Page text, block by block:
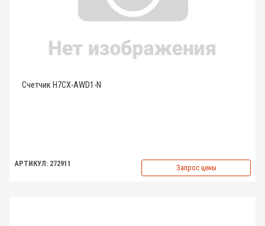
Счетчик H7CX-AWD1-N
АРТИКУЛ: 272911 Запрос цены